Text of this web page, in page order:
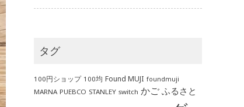
タグ
100円ショップ 100均 Found MUJI foundmuji
MARNA PUEBCO STANLEY switch かご ふるさと